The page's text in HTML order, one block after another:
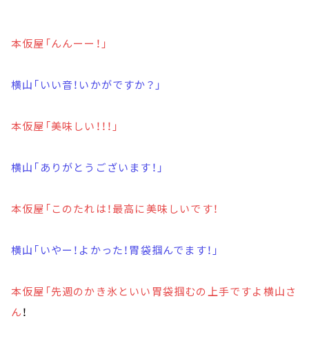
本仮屋「んんーー！」
横山「いい音！いかがですか？」
本仮屋「美味しい！！！」
横山「ありがとうございます！」
本仮屋「このたれは！最高に美味しいです！
横山「いやー！よかった！胃袋掴んでます！」
本仮屋「先週のかき氷といい胃袋掴むの上手ですよ横山さ
ん！